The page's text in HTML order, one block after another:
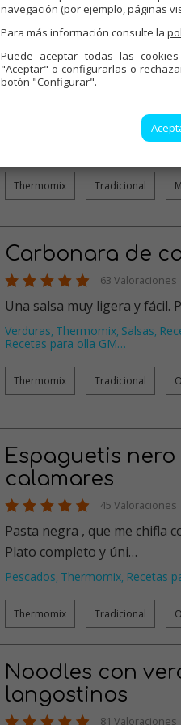
Lasaña a la
213 Valoraciones
Lasaña a la boloñesa . Un
Thermomix Tradicional
Carbonara de
63 Valoraciones
Una salsa muy ligera y fácil.
Verduras, Thermomix, Salsas,
Recetas para olla GM…
Thermomix Tradicional
Espaguetis
calamares
45 Valoraciones
Pasta negra , que me chifla
Plato completo y úni…
Pescados, Thermomix, Recetas
Thermomix Tradicional
Noodles con
langostinos
81 Valoraciones
navegación (por ejemplo, páginas
Para más información consulte la
Puede aceptar todas las
"Aceptar" o configurarlas o
botón "Configurar".